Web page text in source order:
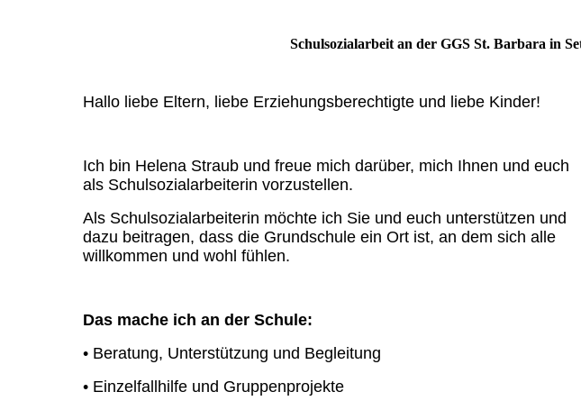
Schulsozialarbeit an der GGS St. Barbara in
Hallo liebe Eltern, liebe Erziehungsberechtigte und liebe Kinder!
Ich bin Helena Straub und freue mich darüber, mich Ihnen und euch
als Schulsozialarbeiterin vorzustellen.
Als Schulsozialarbeiterin möchte ich Sie und euch unterstützen und
dazu beitragen, dass die Grundschule ein Ort ist, an dem sich alle
willkommen und wohl fühlen.
Das mache ich an der Schule:
• Beratung, Unterstützung und Begleitung
• Einzelfallhilfe und Gruppenprojekte